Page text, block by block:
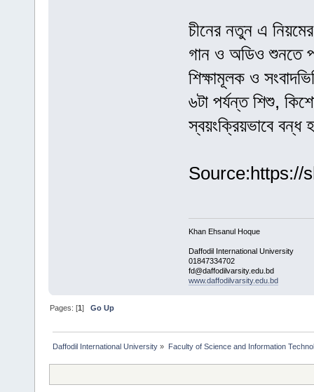
চীনের নতুন এ
গান ও অডিও শুনতে
শিক্ষামূলক ও
৬টা পর্যন্ত শিশু,
স্বয়ংক্রিয়ভাবে বন্ধ
Source:https://
Khan Ehsanul Hoque
Daffodil International University
01847334702
fd@daffodilvarsity.edu.bd
www.daffodilvarsity.edu.bd
Pages: [1]Go Up
Daffodil International University » Faculty of Science and Information